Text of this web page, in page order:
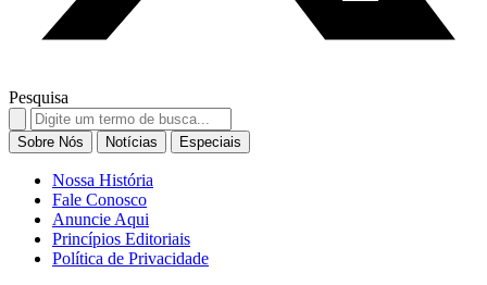
Pesquisa
Search
for:
Sobre Nós Notícias Especiais
Nossa História
Fale Conosco
Anuncie Aqui
Princípios Editoriais
Política de Privacidade